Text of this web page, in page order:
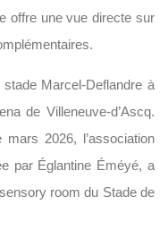
offre une vue directe sur
Marcel-Deflandre à
de Villeneuve-d’Ascq.
2026, l’association
par Églantine Éméyé, a
room du Stade de